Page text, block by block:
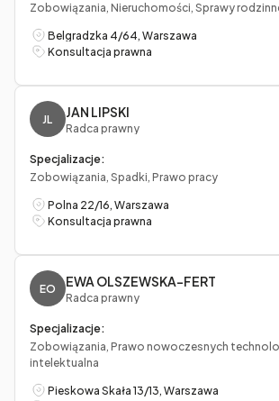
Zobowiązania, Nieruchomości, Sprawy
Belgradzka 4/64, Warszawa
Konsultacja prawna
JL JAN LIPSKI
Radca prawny
Specjalizacje:
Zobowiązania, Spadki, Prawo pracy
Polna 22/16, Warszawa
Konsultacja prawna
EO EWA OLSZEWSKA-FERT
Radca prawny
Specjalizacje:
Zobowiązania, Prawo nowoczesnych
intelektualna
Pieskowa Skała 13/13, Warszawa